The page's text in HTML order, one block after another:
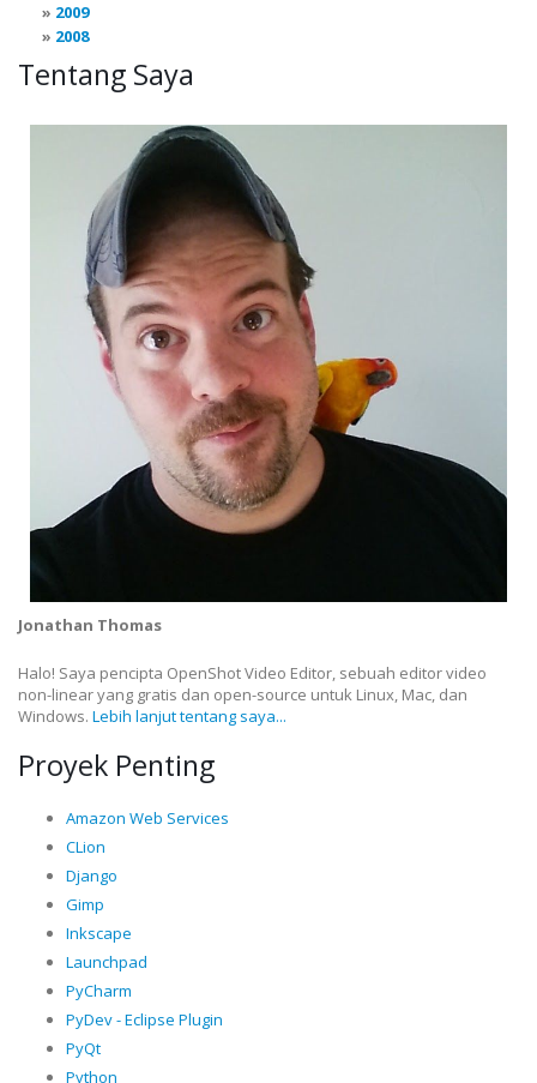
2009
2008
Tentang Saya
Jonathan Thomas
Halo! Saya pencipta OpenShot Video Editor, sebuah editor video
non-linear yang gratis dan open-source untuk Linux, Mac, dan
Windows. Lebih lanjut tentang saya...
Proyek Penting
Amazon Web Services
CLion
Django
Gimp
Inkscape
Launchpad
PyCharm
PyDev - Eclipse Plugin
PyQt
Python